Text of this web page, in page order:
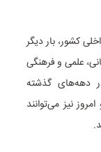
کشور، بار دیگر
علمی و فرهنگی
دهه‌های گذشته
نیز می‌توانند